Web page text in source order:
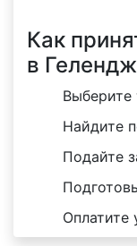
Как
в
Выберите
Найдите
Подайте
Оплатите